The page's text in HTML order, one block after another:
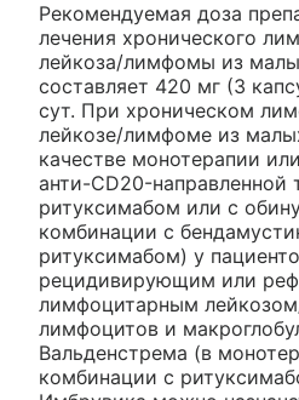
Рекомендуемая доза
лечения хронического
лейкоза/лимфомы из
составляет 420 мг (3
сут. При хроническом
лейкозе/лимфоме из
качестве монотерапии
анти-CD20-направленной
ритуксимабом или с
комбинации с
ритуксимабом) у
рецидивирующим или
лимфоцитарным
лимфоцитов и
Вальденстрема (в
комбинации с